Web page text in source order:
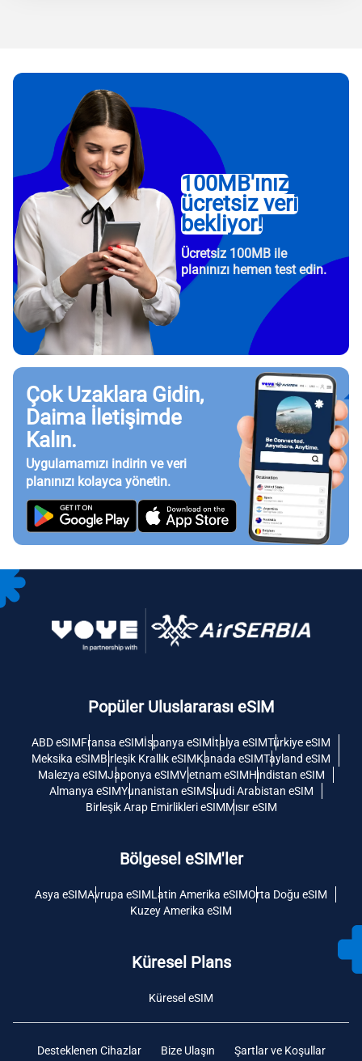
100MB'ınız
ücretsiz veri
bekliyor!
Ücretsiz 100MB ile
planınızı hemen test edin.
Çok Uzaklara Gidin,
Daima İletişimde
Kalın.
Uygulamamızı indirin ve veri
planınızı kolayca yönetin.
Popüler Uluslararası eSIM
ABD eSIMFransa eSIMİspanya eSIMİtalya eSIMTürkiye eSIM
Meksika eSIMBirleşik Krallık eSIMKanada eSIMTayland eSIM
Malezya eSIMJaponya eSIMVietnam eSIMHindistan eSIM
Almanya eSIMYunanistan eSIMSuudi Arabistan eSIM
Birleşik Arap Emirlikleri eSIMMısır eSIM
Bölgesel eSIM'ler
Asya eSIMAvrupa eSIMLatin Amerika eSIMOrta Doğu eSIM
Kuzey Amerika eSIM
Küresel Plans
Küresel eSIM
Desteklenen Cihazlar Bize Ulaşın Şartlar ve Koşullar